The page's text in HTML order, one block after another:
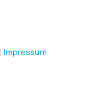
Impressum